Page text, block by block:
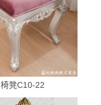
椅凳C10-22